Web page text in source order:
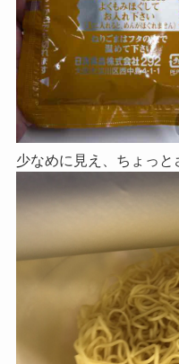
少なめに見え、ちょっと